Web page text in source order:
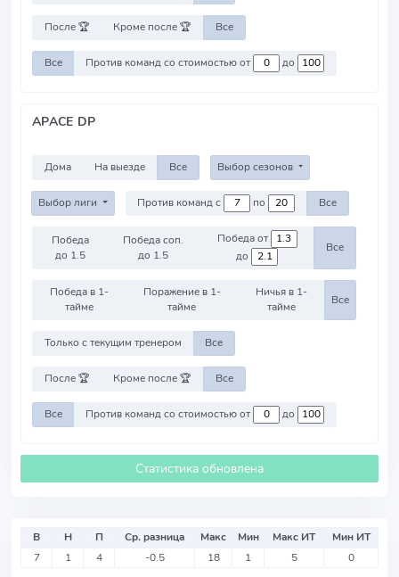
После 🏆 Кроме после 🏆 Все
Все Против команд со стоимостью от до
APACE DP
Дома На выезде Все Выбор сезонов
Выбор лиги Против команд с по Все
Победа
до 1.5
Победа соп.
до 1.5
Победа от
до
Все
Победа в 1-
тайме
Поражение в 1-
тайме
Ничья в 1-
тайме
Все
Только с текущим тренером Все
После 🏆 Кроме после 🏆 Все
Все Против команд со стоимостью от до
Статистика обновлена
В Н П Ср. разница Макс Мин Макс ИТ
Мин ИТ
7
1 4 -0.5 18 1 5 0